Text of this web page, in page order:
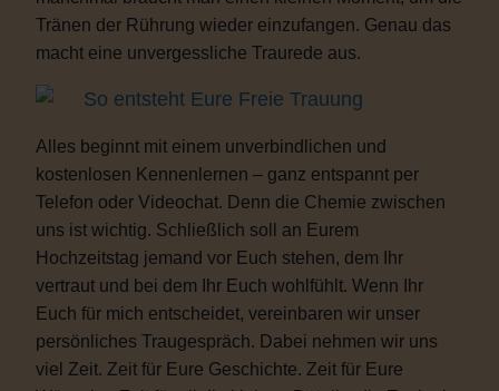
Tränen der Rührung wieder einzufangen. Genau das
macht eine unvergessliche Traurede aus.
So entsteht Eure Freie Trauung
Alles beginnt mit einem unverbindlichen und
kostenlosen Kennenlernen – ganz entspannt per
Telefon oder Videochat. Denn die Chemie zwischen
uns ist wichtig. Schließlich soll an Eurem
Hochzeitstag jemand vor Euch stehen, dem Ihr
vertraut und bei dem Ihr Euch wohlfühlt. Wenn Ihr
Euch für mich entscheidet, vereinbaren wir unser
persönliches Traugespräch. Dabei nehmen wir uns
viel Zeit. Zeit für Eure Geschichte. Zeit für Eure